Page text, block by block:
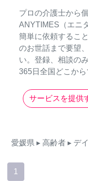
プロの介護士から
ANYTIMES（エニ
簡単に依頼するこ
のお世話まで要望
い。登録、相談の
365日全国どこから
サービスを提供
愛媛県 ▸ 高齢者 ▸ デ
1